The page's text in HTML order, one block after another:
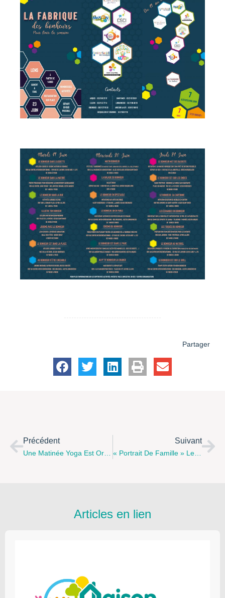
Partager
Précédent Suivant
« Portrait De Famille » Le Samedi 9 Juin 2018 À 16 H Et À 20 H Au Théâtre « Le Familia » À Berck-Sur-Mer
Articles en lien